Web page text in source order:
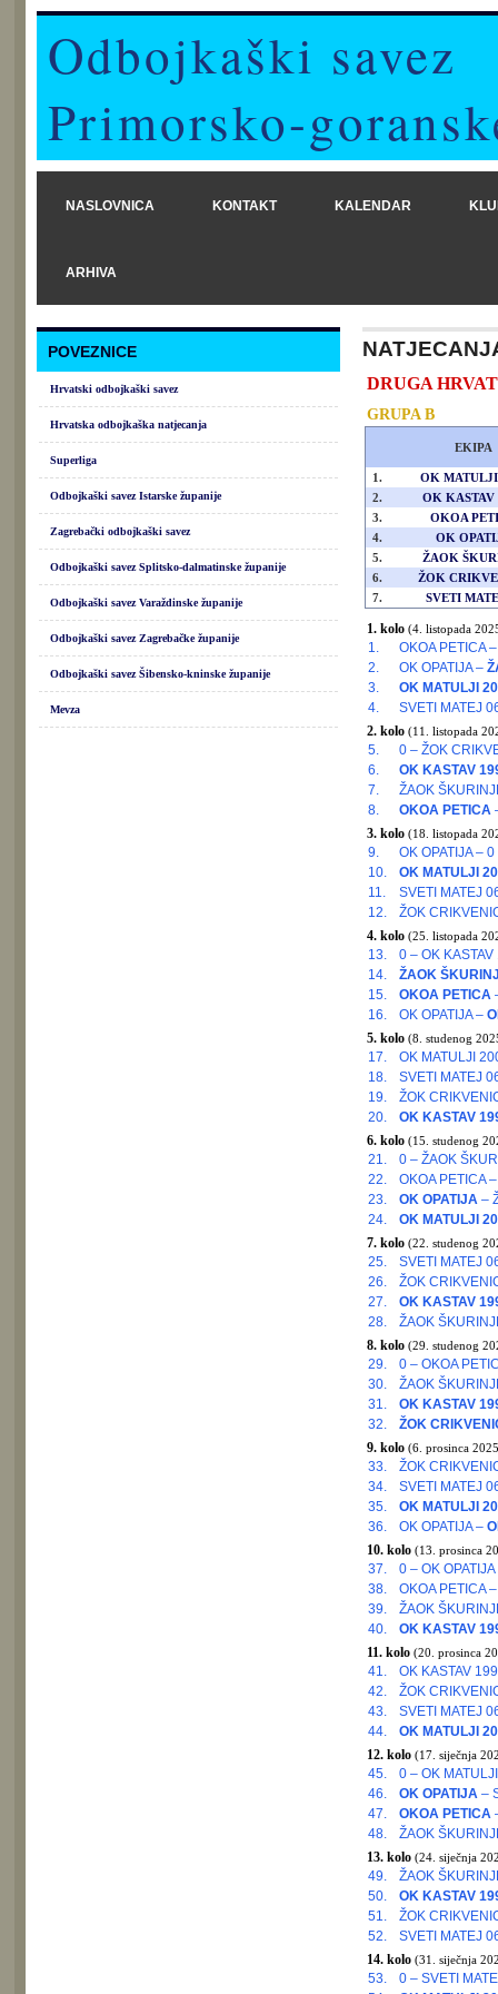
Odbojkaški savez
Primorsko-
NASLOVNICA KONTAKT KALENDAR
ARHIVA
POVEZNICE
Hrvatski odbojkaški savez
Hrvatska odbojkaška natjecanja
Superliga
Odbojkaški savez Istarske županije
Zagrebački odbojkaški savez
Odbojkaški savez Splitsko-dalmatinske županije
Odbojkaški savez Varaždinske županije
Odbojkaški savez Zagrebačke županije
Odbojkaški savez Šibensko-kninske županije
Mevza
DRUGA
GRUPA B
EKIPA
1.
OK MATULJI
2.
OK KASTAV
3.
OKOA
4.
OK
5.
ŽAOK
6.
ŽOK
7.
SVETI
1. kolo (4. listopada
1.
OKOA PETICA
2.
OK OPATIJA –
3.
OK MATULJI
4.
SVETI MATEJ
2. kolo (11. listopada
5.
0 – ŽOK
6.
OK KASTAV
7.
ŽAOK
8.
OKOA PETICA
3. kolo (18. listopada
9.
OK OPATIJA – 0
10.
OK MATULJI
11.
SVETI MATEJ
12.
ŽOK
4. kolo (25. listopada
13.
0 – OK KASTAV
14.
ŽAOK
15.
OKOA PETICA
16.
OK OPATIJA –
5. kolo (8. studenog
17.
OK MATULJI
18.
SVETI MATEJ
19.
ŽOK
20.
OK KASTAV
6. kolo (15. studenog
21.
0 – ŽAOK
22.
OKOA PETICA
23.
OK OPATIJA–
24.
OK MATULJI
7. kolo (22. studenog
25.
SVETI MATEJ
26.
ŽOK
27.
OK KASTAV
28.
ŽAOK
8. kolo (29. studenog
29.
0 – OKOA
30.
ŽAOK
31.
OK KASTAV
32.
ŽOK
9. kolo (6. prosinca
33.
ŽOK
34.
SVETI MATEJ
35.
OK MATULJI
36.
OK OPATIJA –
10. kolo (13. prosinca
37.
0 – OK OPATIJA
38.
OKOA PETICA
39.
ŽAOK
40.
OK KASTAV
11. kolo (20. prosinca
41.
OK KASTAV
42.
ŽOK
43.
SVETI MATEJ
44.
OK MATULJI
12. kolo (17. siječnja
45.
0 – OK
46.
OK OPATIJA–
47.
OKOA PETICA
48.
ŽAOK
13. kolo (24. siječnja
49.
ŽAOK
50.
OK KASTAV
51.
ŽOK
52.
SVETI MATEJ
14. kolo (31. siječnja
53.
0 – SVETI